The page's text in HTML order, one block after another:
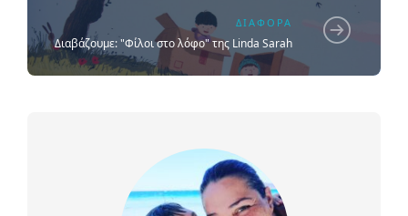
ΔΙΆΦΟΡΑ
Διαβάζουμε: "Φίλοι στο λόφο" της Linda Sarah